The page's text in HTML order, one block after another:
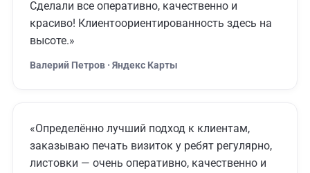
Сделали все оперативно, качественно и
красиво! Клиентоориентированность здесь на
высоте.»
Валерий Петров · Яндекс Карты
«Определённо лучший подход к клиентам,
заказываю печать визиток у ребят регулярно,
листовки — очень оперативно, качественно и